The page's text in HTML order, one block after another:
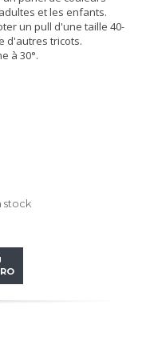
et les enfants.
un pull d'une taille 40-
d'autres tricots.
à 30°.
stock